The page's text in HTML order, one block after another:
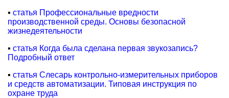
▪ статья Профессиональные вредности
производственной среды. Основы безопасной
жизнедеятельности
▪ статья Когда была сделана первая звукозапись?
Подробный ответ
▪ статья Слесарь контрольно-измерительных приборов
и средств автоматизации. Типовая инструкция по
охране труда